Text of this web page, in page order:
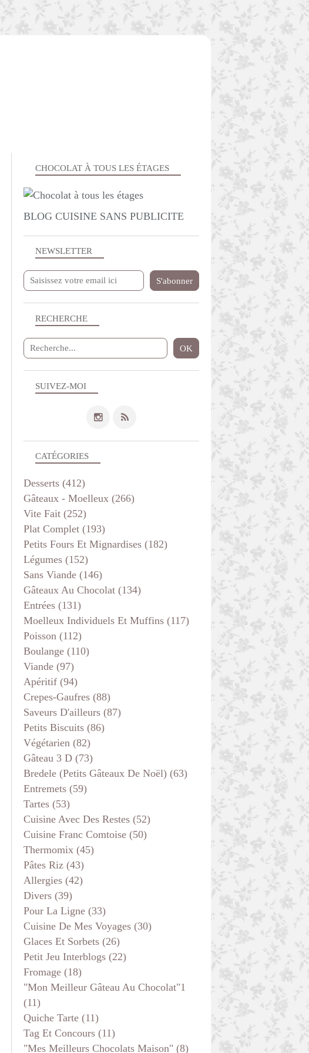
CUISINE FRANC COMTOISE
THERMOMIX
VÉGÉTARIEN
LÉGUMES
THERMOMIX
NEWSLETTER
SUIVEZ-MOI
RECHERCHE
CHOCOLAT À TOUS LES ÉTAGES
BLOG CUISINE SANS PUBLICITE
CATÉGORIES
Desserts (412)
Gâteaux - Moelleux (266)
Vite Fait (252)
Plat Complet (193)
Petits Fours Et Mignardises (182)
Légumes (152)
Sans Viande (146)
Gâteaux Au Chocolat (134)
Entrées (131)
Moelleux Individuels Et Muffins (117)
Poisson (112)
Boulange (110)
Viande (97)
Apéritif (94)
Crepes-Gaufres (88)
Saveurs D'ailleurs (87)
Petits Biscuits (86)
Végétarien (82)
Gâteau 3 D (73)
Bredele (petits Gâteaux De Noël) (63)
Entremets (59)
Tartes (53)
Cuisine Avec Des Restes (52)
Cuisine Franc Comtoise (50)
Thermomix (45)
Pâtes Riz (43)
Allergies (42)
Divers (39)
Pour La Ligne (33)
Cuisine De Mes Voyages (30)
Glaces Et Sorbets (26)
Petit Jeu Interblogs (22)
Fromage (18)
"mon Meilleur Gâteau Au Chocolat"1
(11)
Quiche Tarte (11)
Tag Et Concours (11)
"mes Meilleurs Chocolats Maison" (8)